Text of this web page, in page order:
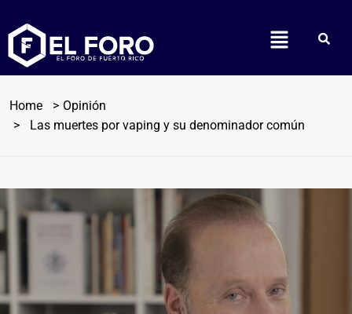
Home
Opinión
Las muertes por vaping y su denominador común